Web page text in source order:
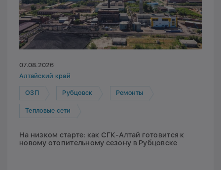
07.08.2026
Алтайский край
ОЗП Рубцовск Ремонты
Тепловые сети
На низком старте: как СГК-Алтай готовится к
новому отопительному сезону в Рубцовске